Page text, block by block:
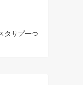
タサプ一つ